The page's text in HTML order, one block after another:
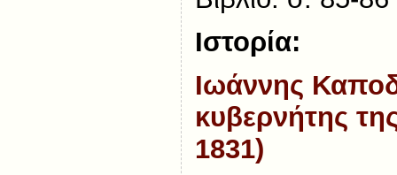
Ιστορία:
Ιωάννης
κυβερνήτης
1831)